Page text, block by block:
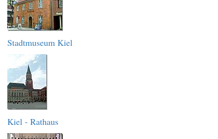
Stadtmuseum Kiel
Kiel - Rathaus